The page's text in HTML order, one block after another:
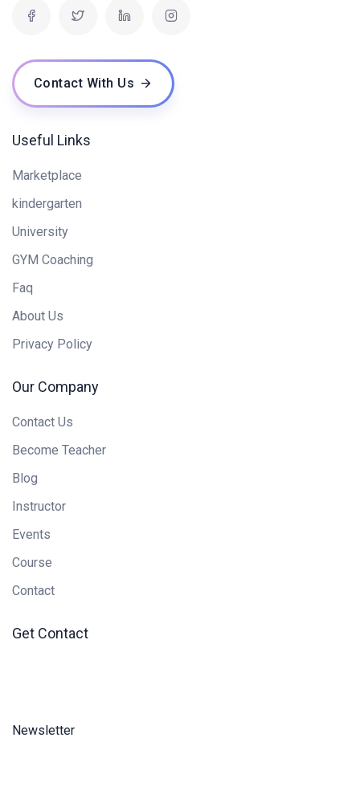
Contact With Us
Useful Links
Marketplace
kindergarten
University
GYM Coaching
Faq
About Us
Privacy Policy
Our Company
Contact Us
Become Teacher
Blog
Instructor
Events
Course
Contact
Get Contact
Newsletter